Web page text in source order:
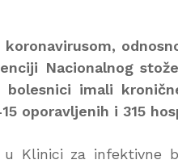
Nacionalnog
imali
oporavljenih i 315
u Klinici za infektivne